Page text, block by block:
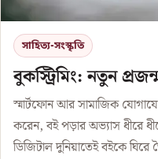
সাহিত্য-সংস্কৃতি
বুকস্ট্রিমিং: নতুন
স্মার্টফোন আর সামাজিক
করেন, বই পড়ার অভ্যাস ধীরে
ডিজিটাল দুনিয়াতেই বইকে ঘিরে